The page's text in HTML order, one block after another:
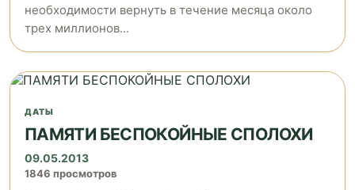
необходимости вернуть в течение месяца около
трех миллионов...
ДАТЫ
ПАМЯТИ БЕСПОКОЙНЫЕ СПОЛОХИ
09.05.2013
1846 просмотров